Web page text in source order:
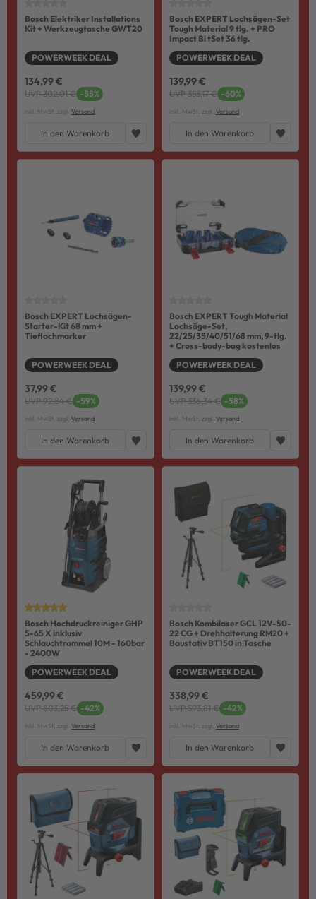
Bosch Elektriker Installations
Kit + Werkzeugtasche GWT20
POWERWEEK DEAL
134,99 €
UVP 302,01 € -55%
inkl. MwSt. zzgl. Versand
In den Warenkorb
Bosch EXPERT Lochsägen-Set
Tough Material 9 tlg. + PRO
Impact Bi tSet 36 tlg.
POWERWEEK DEAL
139,99 €
UVP 353,17 € -60%
inkl. MwSt. zzgl. Versand
In den Warenkorb
Bosch EXPERT Lochsägen-
Starter-Kit 68 mm +
Tieflochmarker
POWERWEEK DEAL
37,99 €
UVP 92,84 € -59%
inkl. MwSt. zzgl. Versand
In den Warenkorb
Bosch EXPERT Tough Material
Lochsäge-Set,
22/25/35/40/51/68 mm, 9-tlg.
+ Cross-body-bag kostenlos
POWERWEEK DEAL
139,99 €
UVP 336,34 € -58%
inkl. MwSt. zzgl. Versand
In den Warenkorb
Bosch Hochdruckreiniger GHP
5-65 X inklusiv
Schlauchtrommel 10M - 160bar
- 2400W
POWERWEEK DEAL
459,99 €
UVP 803,25 € -42%
inkl. MwSt. zzgl. Versand
In den Warenkorb
Bosch Kombilaser GCL 12V-50-
22 CG + Drehhalterung RM20 +
Baustativ BT150 in Tasche
POWERWEEK DEAL
338,99 €
UVP 593,81 € -42%
inkl. MwSt. zzgl. Versand
In den Warenkorb